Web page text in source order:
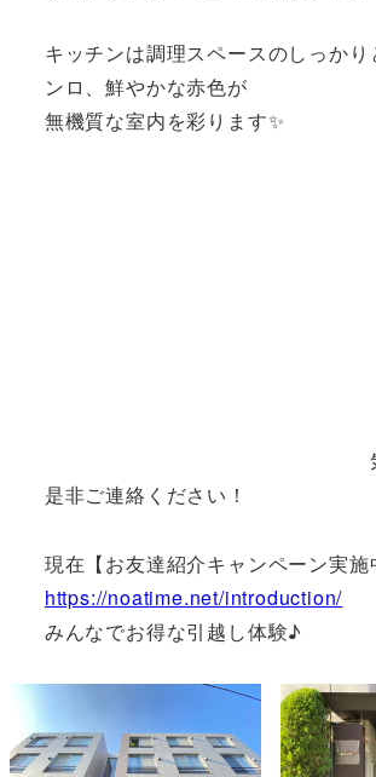
キッチンは調理スペースのしっかり
ンロ、鮮やかな赤色が
無機質な室内を彩ります✨
気になる
是非ご連絡ください！
現在【お友達紹介キャンペーン実施
https://noatime.net/introduction/
みんなでお得な引越し体験♪